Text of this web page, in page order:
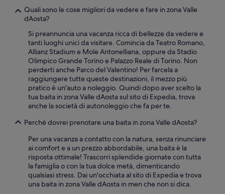
Quali sono le cose migliori da vedere e fare in zona Valle
dAosta?
Si preannuncia una vacanza ricca di bellezze da vedere e
tanti luoghi unici da visitare. Comincia da Teatro Romano,
Allianz Stadium e Mole Antonelliana, oppure da Stadio
Olimpico Grande Torino e Palazzo Reale di Torino. Non
perderti anche Parco del Valentino! Per farcela a
raggiungere tutte queste destinazioni, il mezzo più
pratico è un'auto a noleggio. Quindi dopo aver scelto la
tua baita in zona Valle dAosta sul sito di Expedia, trova
anche la società di autonoleggio che fa per te.
Perché dovrei prenotare una baita in zona Valle dAosta?
Per una vacanza a contatto con la natura, senza rinunciare
ai comfort e a un prezzo abbordabile, una baita è la
risposta ottimale! Trascorri splendide giornate con tutta
la famiglia o con la tua dolce metà, dimenticando
qualsiasi stress. Dai un'occhiata al sito di Expedia e trova
una baita in zona Valle dAosta in men che non si dica.